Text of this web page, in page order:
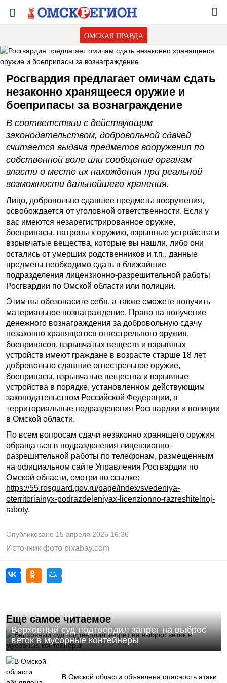
ОМСКАЯ ПРАВДА
Росгвардия предлагает омичам сдать
незаконно хранящееся оружие и
боеприпасы за вознаграждение
В соответствии с действующим
законодательством, добровольной сдачей
считается выдача предметов вооружения по
собственной воле или сообщение органам
власти о месте их нахождения при реальной
возможности дальнейшего хранения.
Лицо, добровольно сдавшее предметы вооружения,
освобождается от уголовной ответственности. Если у
вас имеются незарегистрированное оружие,
боеприпасы, патроны к оружию, взрывные устройства и
взрывчатые вещества, которые вы нашли, либо они
остались от умерших родственников и т.п., данные
предметы необходимо сдать в ближайшие
подразделения лицензионно-разрешительной работы
Росгвардии по Омской области или полиции.
Этим вы обезопасите себя, а также сможете получить
материальное вознаграждение. Право на получение
денежного вознаграждения за добровольную сдачу
незаконно хранящегося огнестрельного оружия,
боеприпасов, взрывчатых веществ и взрывных
устройств имеют граждане в возрасте старше 18 лет,
добровольно сдавшие огнестрельное оружие,
боеприпасы, взрывчатые вещества и взрывные
устройства в порядке, установленном действующим
законодательством Российской Федерации, в
территориальные подразделения Росгвардии и полиции
в Омской области.
По всем вопросам сдачи незаконно хранящего оружия
обращаться в подразделения лицензионно-
разрешительной работы по телефонам, размещенным
на официальном сайте Управления Росгвардии по
Омской области, смотри по ссылке:
https://55.rosguard.gov.ru/page/index/svedeniya-
oterritorialnyx-podrazdeleniyax-licenzionno-razreshitelnoj-
raboty.
Опубликовано 15 апреля 2025 16:36
Источник фото pixabay.com
Еще самое читаемое
Верховный суд подтвердил запрет на выброс
веток в мусорные контейнеры
В Омской области объявлена опасность атаки